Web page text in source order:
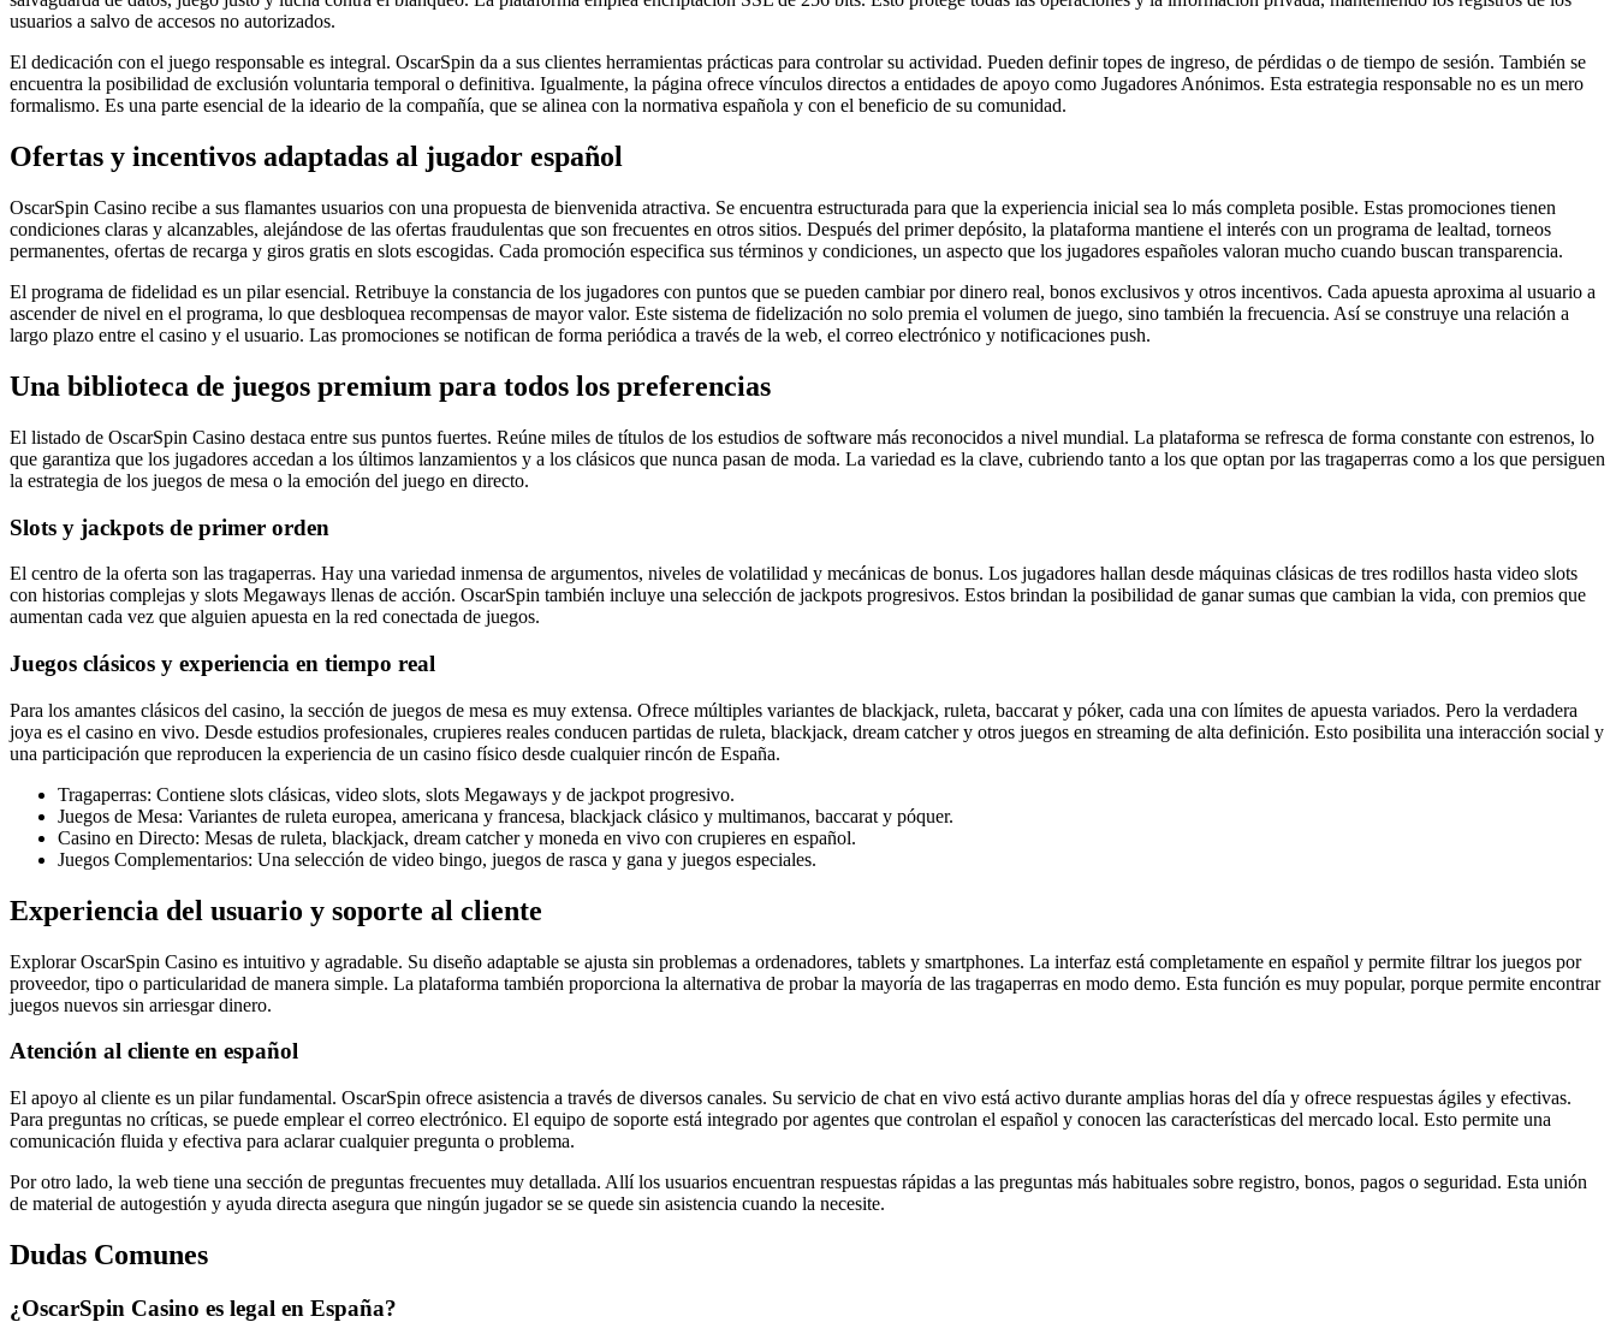
usuarios a salvo de accesos no autorizados.
El dedicación con el juego responsable es integral. OscarSpin da a sus clientes herramientas prácticas para controlar su actividad. Pueden definir topes de ingreso, de pérdidas o de tiempo de sesión. También se
encuentra la posibilidad de exclusión voluntaria temporal o definitiva. Igualmente, la página ofrece vínculos directos a entidades de apoyo como Jugadores Anónimos. Esta estrategia responsable no es un mero
formalismo. Es una parte esencial de la ideario de la compañía, que se alinea con la normativa española y con el beneficio de su comunidad.
Ofertas y incentivos adaptadas al jugador español
OscarSpin Casino recibe a sus flamantes usuarios con una propuesta de bienvenida atractiva. Se encuentra estructurada para que la experiencia inicial sea lo más completa posible. Estas promociones tienen
condiciones claras y alcanzables, alejándose de las ofertas fraudulentas que son frecuentes en otros sitios. Después del primer depósito, la plataforma mantiene el interés con un programa de lealtad, torneos
permanentes, ofertas de recarga y giros gratis en slots escogidas. Cada promoción especifica sus términos y condiciones, un aspecto que los jugadores españoles valoran mucho cuando buscan transparencia.
El programa de fidelidad es un pilar esencial. Retribuye la constancia de los jugadores con puntos que se pueden cambiar por dinero real, bonos exclusivos y otros incentivos. Cada apuesta aproxima al usuario a
ascender de nivel en el programa, lo que desbloquea recompensas de mayor valor. Este sistema de fidelización no solo premia el volumen de juego, sino también la frecuencia. Así se construye una relación a
largo plazo entre el casino y el usuario. Las promociones se notifican de forma periódica a través de la web, el correo electrónico y notificaciones push.
Una biblioteca de juegos premium para todos los preferencias
El listado de OscarSpin Casino destaca entre sus puntos fuertes. Reúne miles de títulos de los estudios de software más reconocidos a nivel mundial. La plataforma se refresca de forma constante con estrenos, lo
que garantiza que los jugadores accedan a los últimos lanzamientos y a los clásicos que nunca pasan de moda. La variedad es la clave, cubriendo tanto a los que optan por las tragaperras como a los que persiguen
la estrategia de los juegos de mesa o la emoción del juego en directo.
Slots y jackpots de primer orden
El centro de la oferta son las tragaperras. Hay una variedad inmensa de argumentos, niveles de volatilidad y mecánicas de bonus. Los jugadores hallan desde máquinas clásicas de tres rodillos hasta video slots
con historias complejas y slots Megaways llenas de acción. OscarSpin también incluye una selección de jackpots progresivos. Estos brindan la posibilidad de ganar sumas que cambian la vida, con premios que
aumentan cada vez que alguien apuesta en la red conectada de juegos.
Juegos clásicos y experiencia en tiempo real
Para los amantes clásicos del casino, la sección de juegos de mesa es muy extensa. Ofrece múltiples variantes de blackjack, ruleta, baccarat y póker, cada una con límites de apuesta variados. Pero la verdadera
joya es el casino en vivo. Desde estudios profesionales, crupieres reales conducen partidas de ruleta, blackjack, dream catcher y otros juegos en streaming de alta definición. Esto posibilita una interacción social y
una participación que reproducen la experiencia de un casino físico desde cualquier rincón de España.
Tragaperras: Contiene slots clásicas, video slots, slots Megaways y de jackpot progresivo.
Juegos de Mesa: Variantes de ruleta europea, americana y francesa, blackjack clásico y multimanos, baccarat y póquer.
Casino en Directo: Mesas de ruleta, blackjack, dream catcher y moneda en vivo con crupieres en español.
Juegos Complementarios: Una selección de video bingo, juegos de rasca y gana y juegos especiales.
Experiencia del usuario y soporte al cliente
Explorar OscarSpin Casino es intuitivo y agradable. Su diseño adaptable se ajusta sin problemas a ordenadores, tablets y smartphones. La interfaz está completamente en español y permite filtrar los juegos por
proveedor, tipo o particularidad de manera simple. La plataforma también proporciona la alternativa de probar la mayoría de las tragaperras en modo demo. Esta función es muy popular, porque permite encontrar
juegos nuevos sin arriesgar dinero.
Atención al cliente en español
El apoyo al cliente es un pilar fundamental. OscarSpin ofrece asistencia a través de diversos canales. Su servicio de chat en vivo está activo durante amplias horas del día y ofrece respuestas ágiles y efectivas.
Para preguntas no críticas, se puede emplear el correo electrónico. El equipo de soporte está integrado por agentes que controlan el español y conocen las características del mercado local. Esto permite una
comunicación fluida y efectiva para aclarar cualquier pregunta o problema.
Por otro lado, la web tiene una sección de preguntas frecuentes muy detallada. Allí los usuarios encuentran respuestas rápidas a las preguntas más habituales sobre registro, bonos, pagos o seguridad. Esta unión
de material de autogestión y ayuda directa asegura que ningún jugador se se quede sin asistencia cuando la necesite.
Dudas Comunes
¿OscarSpin Casino es legal en España?